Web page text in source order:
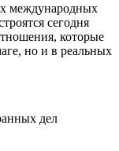
международных
сегодня
которые
но и в реальных
дел